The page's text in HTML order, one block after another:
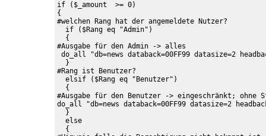
if ($_amount  >= 0)
{
#welchen Rang hat der angemeldete Nutzer?
if ($Rang eq "Admin")
{
#Ausgabe für den Admin -> alles
do_all "db=news databack=00FF99 datasize=2
}
#Rang ist Benutzer?
elsif ($Rang eq "Benutzer")
{
#Ausgabe für den Benutzer -> eingeschränkt; ohne
do_all "db=news databack=00FF99 datasize=2
}
else
{